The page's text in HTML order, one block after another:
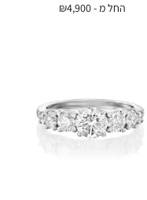
החל מ - ₪4,900